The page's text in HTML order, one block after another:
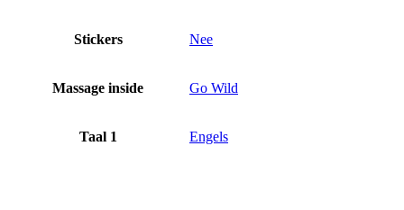
Stickers Nee
Massage inside Go Wild
Taal 1 Engels